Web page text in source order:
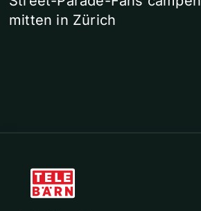
mitten in Zürich